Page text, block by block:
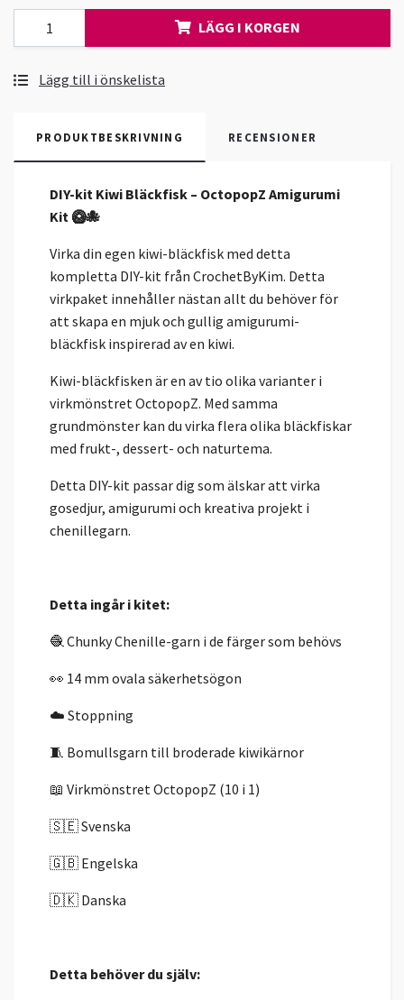
LÄGG I KORGEN
Lägg till i önskelista
PRODUKTBESKRIVNING RECENSIONER
DIY-kit Kiwi Bläckfisk – OctopopZ Amigurumi
Kit 🥝🐙
Virka din egen kiwi-bläckfisk med detta
kompletta DIY-kit från CrochetByKim. Detta
virkpaket innehåller nästan allt du behöver för
att skapa en mjuk och gullig amigurumi-
bläckfisk inspirerad av en kiwi.
Kiwi-bläckfisken är en av tio olika varianter i
virkmönstret OctopopZ. Med samma
grundmönster kan du virka flera olika bläckfiskar
med frukt-, dessert- och naturtema.
Detta DIY-kit passar dig som älskar att virka
gosedjur, amigurumi och kreativa projekt i
chenillegarn.
Detta ingår i kitet:
🧶 Chunky Chenille-garn i de färger som behövs
👀 14 mm ovala säkerhetsögon
☁️ Stoppning
🧵 Bomullsgarn till broderade kiwikärnor
📖 Virkmönstret OctopopZ (10 i 1)
🇸🇪 Svenska
🇬🇧 Engelska
🇩🇰 Danska
Detta behöver du själv: